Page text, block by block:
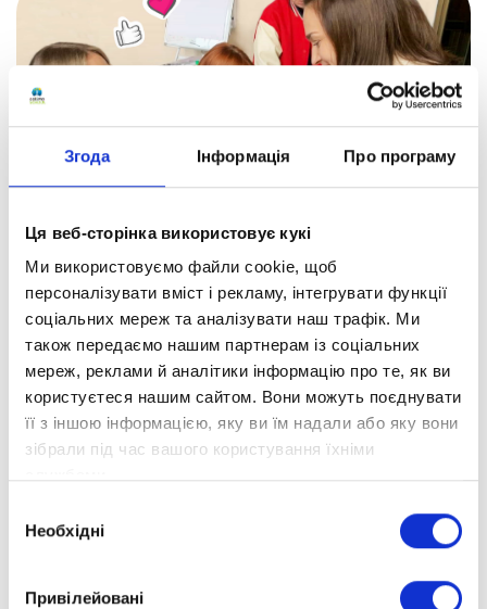
Згода Інформація Про програму
Ця веб-сторінка використовує кукі
Ми використовуємо файли cookie, щоб
персоналізувати вміст і рекламу, інтегрувати функції
соціальних мереж та аналізувати наш трафік. Ми
також передаємо нашим партнерам із соціальних
мереж, реклами й аналітики інформацію про те, як ви
користуєтеся нашим сайтом. Вони можуть поєднувати
її з іншою інформацією, яку ви їм надали або яку вони
зібрали під час вашого користування їхніми
згоди
Необхідні
Привілейовані